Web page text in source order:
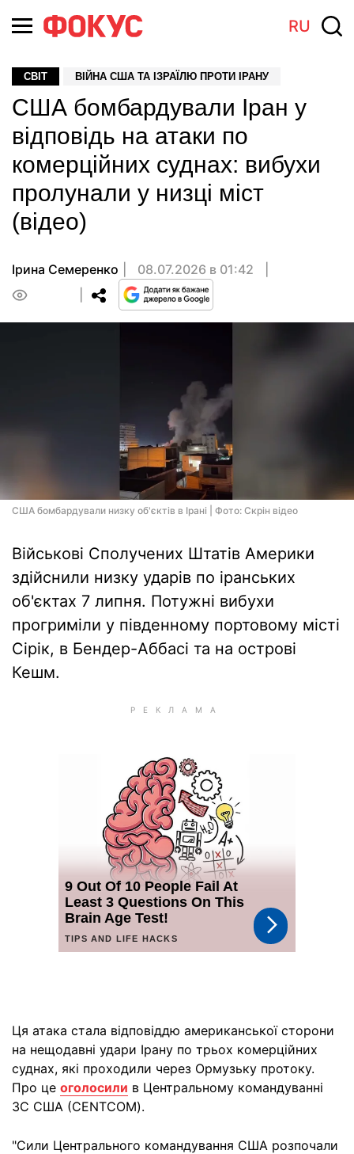
RU
СВІТ ВІЙНА США ТА ІЗРАЇЛЮ ПРОТИ ІРАНУ
США бомбардували Іран у
відповідь на атаки по
комерційних суднах: вибухи
пролунали у низці міст
(відео)
Ірина Семеренко
08.07.2026 в 01:42
США бомбардували низку об'єктів в Ірані | Фото: Скрін відео
Військові Сполучених Штатів Америки
здійснили низку ударів по іранських
об'єктах 7 липня. Потужні вибухи
прогриміли у південному портовому місті
Сірік, в Бендер-Аббасі та на острові
Кешм.
Ця атака стала відповіддю американської сторони
на нещодавні удари Ірану по трьох комерційних
суднах, які проходили через Ормузьку протоку.
Про це оголосили в Центральному командуванні
ЗС США (CENTCOM).
"Сили Центрального командування США розпочали